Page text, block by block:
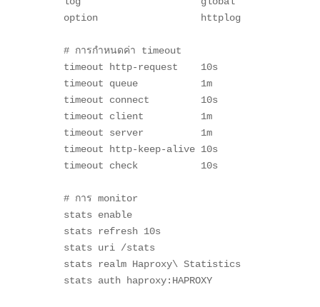
option                  httplog
# การกำหนดค่า timeout
timeout http-request    10s
timeout queue           1m
timeout connect         10s
timeout client          1m
timeout server          1m
timeout http-keep-alive 10s
timeout check           10s
# การ monitor
stats enable
stats refresh 10s
stats uri /stats
stats realm Haproxy\ Statistics
stats auth haproxy:HAPROXY